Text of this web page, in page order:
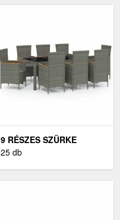
9 RÉSZES SZÜRKE
POLYRATTAN KÜLTÉRI
25 db